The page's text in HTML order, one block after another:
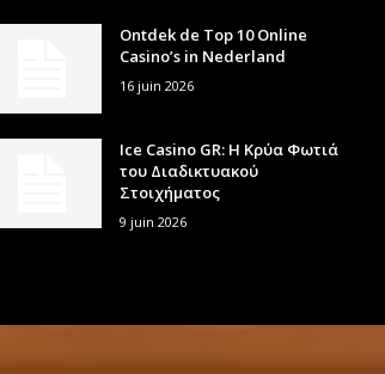
Ontdek de Top 10 Online
Casino’s in Nederland
16 juin 2026
Ice Casino GR: Η Κρύα Φωτιά
του Διαδικτυακού
Στοιχήματος
9 juin 2026